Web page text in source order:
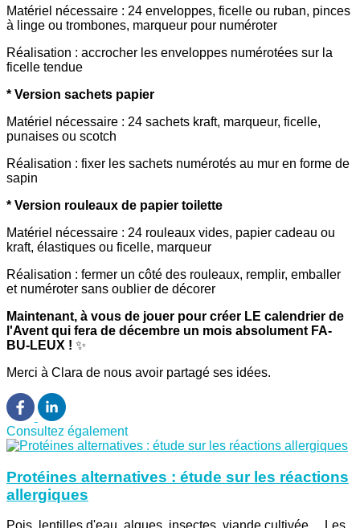
Matériel nécessaire : 24 enveloppes, ficelle ou ruban, pinces
à linge ou trombones, marqueur pour numéroter
Réalisation : accrocher les enveloppes numérotées sur la
ficelle tendue
* Version sachets papier
Matériel nécessaire : 24 sachets kraft, marqueur, ficelle,
punaises ou scotch
Réalisation : fixer les sachets numérotés au mur en forme de
sapin
* Version rouleaux de papier toilette
Matériel nécessaire : 24 rouleaux vides, papier cadeau ou
kraft, élastiques ou ficelle, marqueur
Réalisation : fermer un côté des rouleaux, remplir, emballer
et numéroter sans oublier de décorer
Maintenant, à vous de jouer pour créer LE calendrier de
l'Avent qui fera de décembre un mois absolument FA-
BU-LEUX ! ✨
Merci à Clara de nous avoir partagé ses idées.
Consultez également
Protéines alternatives : étude sur les réactions
allergiques